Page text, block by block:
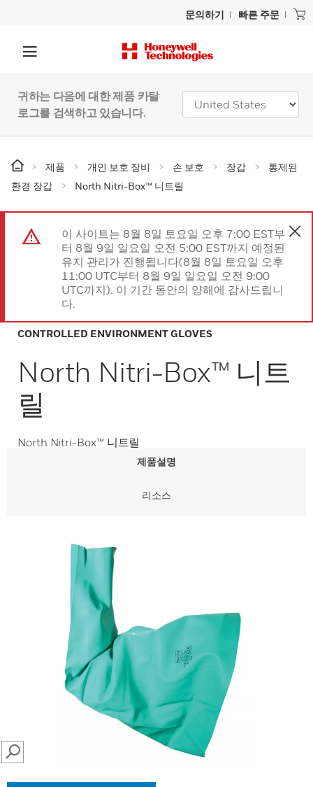
문의하기 빠른 주문
귀하는 다음에 대한 제품 카탈
로그를 검색하고 있습니다.
제품 개인 보호 장비 손 보호 장갑
통제된
환경 장갑
North Nitri-Box™ 니트릴
이 사이트는 8월 8일 토요일 오후 7:00 EST부
터 8월 9일 일요일 오전 5:00 EST까지 예정된
유지 관리가 진행됩니다(8월 8일 토요일 오후
11:00 UTC부터 8월 9일 일요일 오전 9:00
UTC까지). 이 기간 동안의 양해에 감사드립니
다.
CONTROLLED ENVIRONMENT GLOVES
North Nitri-Box™ 니트
릴
North Nitri-Box™ 니트릴
제품설명
리소스
SEARCH